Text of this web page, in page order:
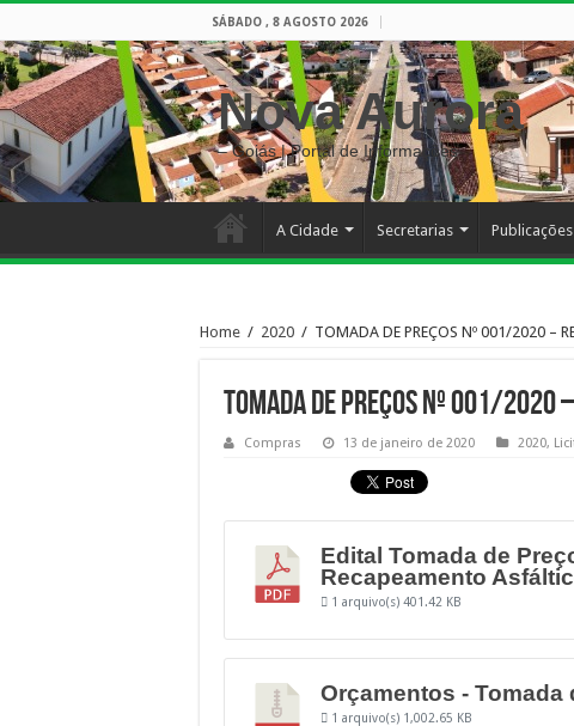
SÁBADO , 8 AGOSTO 2026
Nova Aurora
– Goiás | Portal de Informações
A Cidade Secretarias Publicações
Home / 2020 / TOMADA DE PREÇOS Nº 001/2020 –
TOMADA DE PREÇOS Nº 001/2020
Compras 13 de janeiro de 2020 2020,
Edital Tomada de
Recapeamento
1 arquivo(s) 401.42 KB
Orçamentos - Tomada
1 arquivo(s) 1,002.65 KB